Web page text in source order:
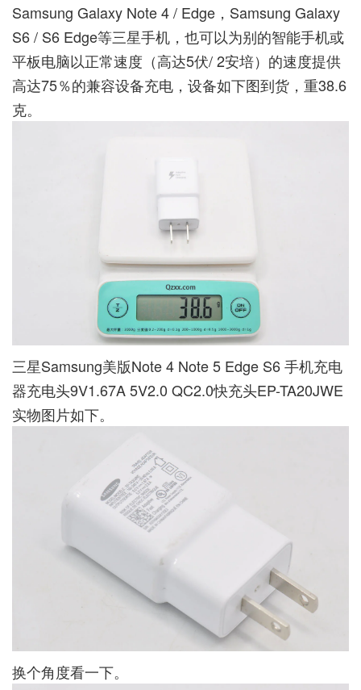
Samsung Galaxy Note 4 / Edge，Samsung Galaxy
S6 / S6 Edge等三星手机，也可以为别的智能手机或
平板电脑以正常速度（高达5伏/ 2安培）的速度提供
高达75％的兼容设备充电，设备如下图到货，重38.6
克。
三星Samsung美版Note 4 Note 5 Edge S6 手机充电
器充电头9V1.67A 5V2.0 QC2.0快充头EP-TA20JWE
实物图片如下。
换个角度看一下。